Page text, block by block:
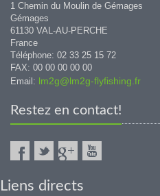
1 Chemin du Moulin de Gémages
Gémages
61130 VAL-AU-PERCHE
France
Téléphone: 02 33 25 15 72
FAX: 00 00 00 00 00
Email: lm2g@lm2g-flyfishing.fr
Restez en contact!
Liens directs